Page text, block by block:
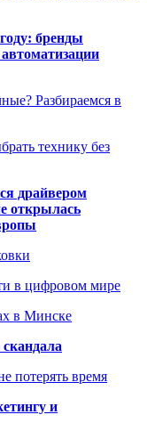
бренды
Разбираемся в
технику без
драйвером
открылась
в цифровом мире
в Минске
потерять время
и